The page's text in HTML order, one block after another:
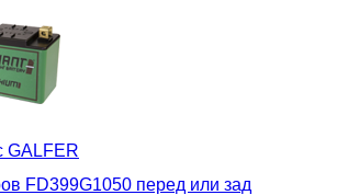
GALFER
FD399G1050 перед или зад